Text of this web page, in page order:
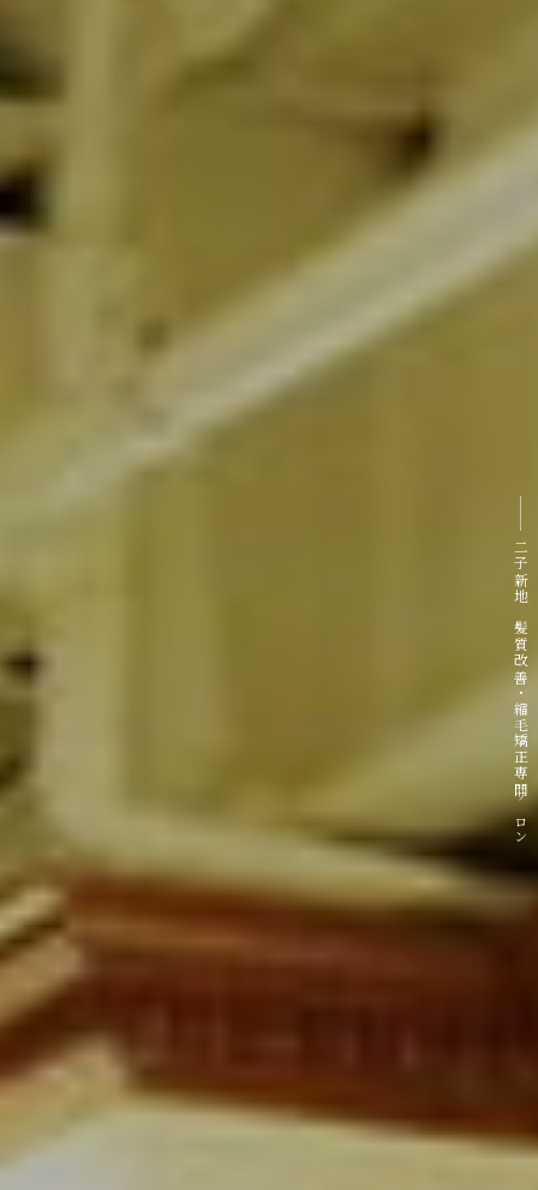
二子新地 髪質改善・縮毛矯正専門サロン